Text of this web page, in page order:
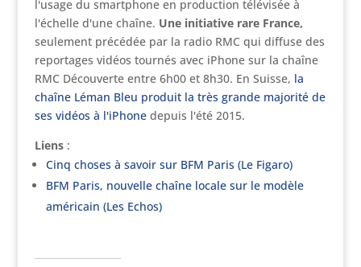
l'usage du smartphone en production télévisée à
l'échelle d'une chaîne. Une initiative rare France,
seulement précédée par la radio RMC qui diffuse des
reportages vidéos tournés avec iPhone sur la chaîne
RMC Découverte entre 6h00 et 8h30. En Suisse, la
chaîne Léman Bleu produit la très grande majorité de
ses vidéos à l'iPhonedepuis l'été 2015.
Liens:
Cinq choses à savoir sur BFM Paris (Le Figaro)
BFM Paris, nouvelle chaîne locale sur le modèle
américain (Les Echos)